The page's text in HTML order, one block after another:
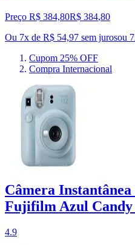
Preço R$ 384,80R$ 384,80
Ou 7x de R$ 54,97 sem jurosou 7
Cupom 25% OFF
Compra Internacional
Câmera
Fujifilm Azul Candy
4.9